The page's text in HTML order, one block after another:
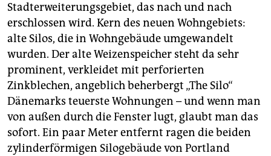
Stadterweiterungsgebiet, das nach und nach
erschlossen wird. Kern des neuen Wohngebiets:
alte Silos, die in Wohngebäude umgewandelt
wurden. Der alte Weizenspeicher steht da sehr
prominent, verkleidet mit perforierten
Zinkblechen, angeblich beherbergt „The Silo“
Dänemarks teuerste Wohnungen – und wenn man
von außen durch die Fenster lugt, glaubt man das
sofort. Ein paar Meter entfernt ragen die beiden
zylinderförmigen Silogebäude von Portland